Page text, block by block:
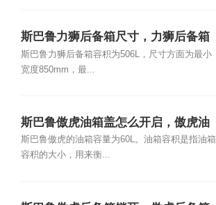
斯巴鲁力狮后备箱尺寸，力狮后备箱
怎么开
斯巴鲁力狮后备箱容积为506L，尺寸方面为最小
宽度850mm，最...
斯巴鲁傲虎油箱盖怎么开启，傲虎油
箱多少升
斯巴鲁傲虎的油箱容量为60L。油箱容积是指油箱
容积的大小，用来衡...